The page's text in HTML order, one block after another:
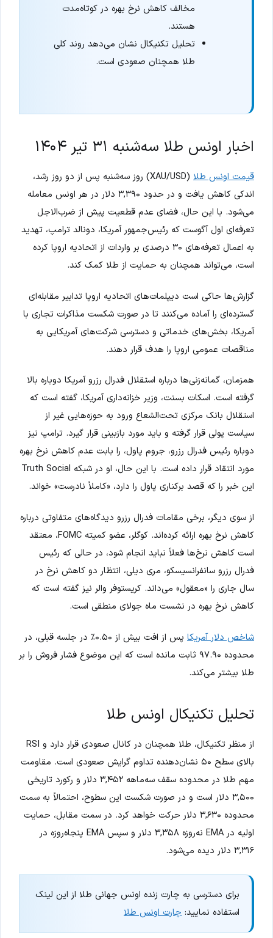
مخالف کاهش نرخ بهره در کوتاه‌مدت
هستند.
تحلیل تکنیکال نشان می‌دهد روند کلی
طلا همچنان صعودی است.
اخبار اونس طلا سه‌شنبه ۳۱ تیر ۱۴۰۴
قیمت اونس طلا
(XAU/USD) روز سه‌شنبه پس از دو روز رشد،
اندکی کاهش یافت و در حدود ۳,۳۹۰ دلار در هر اونس معامله
می‌شود. با این حال، فضای عدم قطعیت پیش از ضرب‌الاجل
تعرفه‌ای اول آگوست که رئیس‌جمهور آمریکا، دونالد ترامپ، تهدید
به اعمال تعرفه‌های ۳۰ درصدی بر واردات از اتحادیه اروپا کرده
است، می‌تواند همچنان به حمایت از طلا کمک کند.
گزارش‌ها حاکی است دیپلمات‌های اتحادیه اروپا تدابیر مقابله‌ای
گسترده‌ای را آماده می‌کنند تا در صورت شکست مذاکرات تجاری با
آمریکا، بخش‌های خدماتی و دسترسی شرکت‌های آمریکایی به
مناقصات عمومی اروپا را هدف قرار دهند.
همزمان، گمانه‌زنی‌ها درباره استقلال فدرال رزرو آمریکا دوباره بالا
گرفته است. اسکات بسنت، وزیر خزانه‌داری آمریکا، گفته است که
استقلال بانک مرکزی تحت‌الشعاع ورود به حوزه‌هایی غیر از
سیاست پولی قرار گرفته و باید مورد بازبینی قرار گیرد. ترامپ نیز
دوباره رئیس فدرال رزرو، جروم پاول، را بابت عدم کاهش نرخ بهره
مورد انتقاد قرار داده است. با این حال، او در شبکه Truth Social
این خبر را که قصد برکناری پاول را دارد، «کاملاً نادرست» خواند.
از سوی دیگر، برخی مقامات فدرال رزرو دیدگاه‌های متفاوتی درباره
کاهش نرخ بهره ارائه کرده‌اند. کوگلر، عضو کمیته FOMC، معتقد
است کاهش نرخ‌ها فعلاً نباید انجام شود، در حالی که رئیس
فدرال رزرو سانفرانسیسکو، مری دیلی، انتظار دو کاهش نرخ در
سال جاری را «معقول» می‌داند. کریستوفر والر نیز گفته است که
کاهش نرخ بهره در نشست ماه جولای منطقی است.
شاخص دلار آمریکا
پس از افت بیش از ۰.۵۰٪ در جلسه قبلی، در
محدوده ۹۷.۹۰ ثابت مانده است که این موضوع فشار فروش را بر
طلا بیشتر می‌کند.
تحلیل تکنیکال اونس طلا
از منظر تکنیکال، طلا همچنان در کانال صعودی قرار دارد و RSI
بالای سطح ۵۰ نشان‌دهنده تداوم گرایش صعودی است. مقاومت
مهم طلا در محدوده سقف سه‌ماهه ۳,۴۵۲ دلار و رکورد تاریخی
۳,۵۰۰ دلار است و در صورت شکست این سطوح، احتمالاً به سمت
محدوده ۳,۶۳۰ دلار حرکت خواهد کرد. در سمت مقابل، حمایت
اولیه در EMA نه‌روزه ۳,۳۵۸ دلار و سپس EMA پنجاه‌روزه در
۳,۳۱۶ دلار دیده می‌شود.
برای دسترسی به چارت زنده اونس جهانی طلا از این لینک
استفاده نمایید: چارت اونس طلا